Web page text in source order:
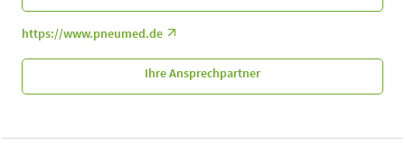
https://www.pneumed.de
Ihre Ansprechpartner